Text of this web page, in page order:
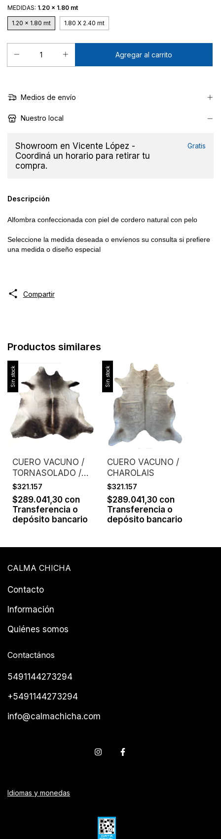
MEDIDAS: 1.20 x 1.80 mt
1.20 x 1.80 mt 1.80 X 2.40 mt
Medios de envío
Nuestro local
Showroom en Vicente López -
Coordiná un horario para retirar tu
compra.
Gratis
Descripción
Alfombra confeccionada con piel de cordero natural con pelo
Seleccione la medida deseada o envíenos su consulta si prefiere
una medida o diseño especial
Compartir
Productos similares
Sin stock
CUERO VACUNO /
TORNASOLADO /
GRIS
$321.157
$289.041,30 con
Transferencia o
depósito bancario
Sin stock
CUERO VACUNO /
CHAROLAIS
$321.157
$289.041,30 con
Transferencia o
depósito bancario
CALMA CHICHA
Contacto
Información
Quiénes somos
Contactános
5491144273294
+5491144273294
info@calmachicha.com
Idiomas y monedas